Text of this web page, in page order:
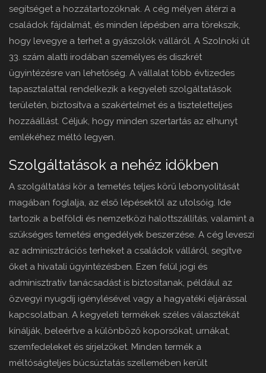
segítséget a hozzátartozóknak. A cég mélyen átérzi a
családok fájdalmát, és minden lépésben arra törekszik,
hogy levegye a terhet a gyászolók válláról. A Szolnoki út
33. szám alatti irodában személyes és diszkrét
ügyintézésre van lehetőség. A vállalat több évtizedes
tapasztalattal rendelkezik a kegyeleti szolgáltatások
területén, biztosítva a szakértelmet és a tiszteletteljes
hozzáállást. Céljuk, hogy minden szertartás az elhunyt
emlékéhez méltó legyen.
Szolgáltatások a nehéz időkben
A szolgáltatási kör a temetés teljes körű lebonyolítását
magában foglalja, az első lépésektől az utolsóig. Ide
tartozik a belföldi és nemzetközi halottszállítás, valamint a
szükséges temetési engedélyek beszerzése. A cég leveszi
az adminisztrációs terheket a családok válláról, segítve
őket a hivatali ügyintézésben. Ezen felül jogi és
adminisztratív tanácsadást is biztosítanak, például az
özvegyi nyugdíj igénylésével vagy a hagyatéki eljárással
kapcsolatban. A kegyeleti termékek széles választékát
kínálják, beleértve a különböző koporsókat, urnákat,
szemfedeleket és sírjelzőket. Minden termék a
méltóságteljes búcsúztatás szellemében került